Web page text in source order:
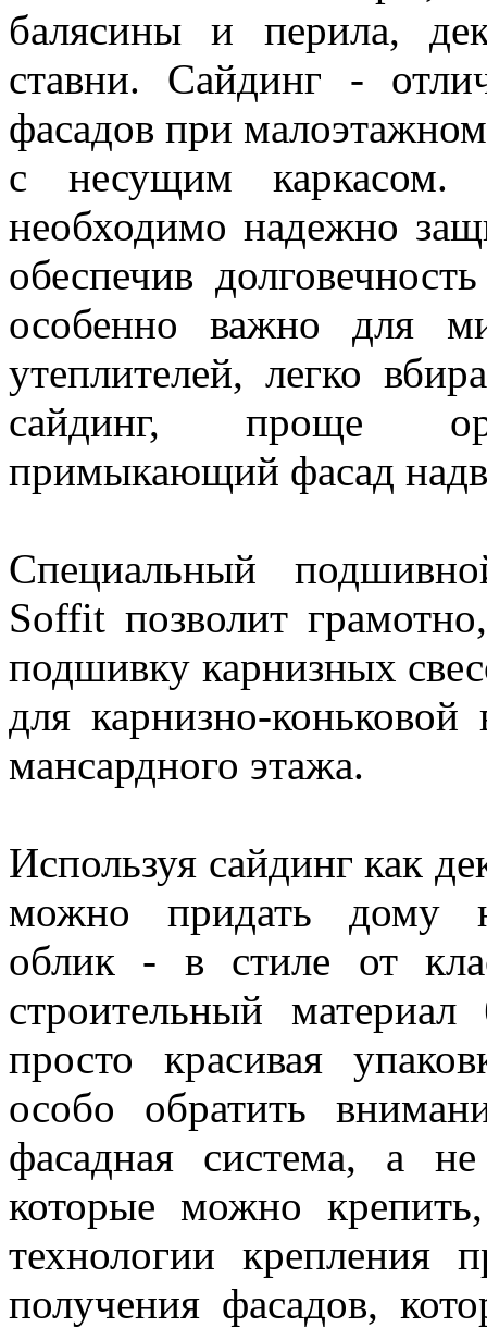
балясины и перила,
ставни. Сайдинг -
фасадов при
с несущим каркасом.
необходимо надежно
обеспечив
особенно важно для
утеплителей, легко
сайдинг, проще
примыкающий фасад
Специальный
Soffit позволит
подшивку карнизных
для карнизно-коньковой
мансардного этажа.
Используя сайдинг как
можно придать дому
облик - в стиле от
строительный
просто красивая
особо обратить
фасадная система, а
которые можно
технологии крепления
получения фасадов,